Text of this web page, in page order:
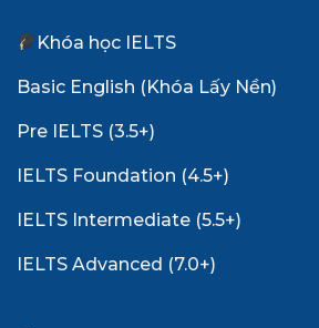
Khóa học IELTS
Basic English (Khóa Lấy Nền)
Pre IELTS (3.5+)
IELTS Foundation (4.5+)
IELTS Intermediate (5.5+)
IELTS Advanced (7.0+)